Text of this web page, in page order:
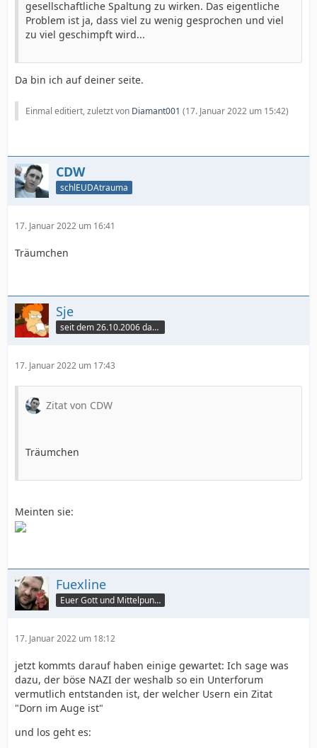
gesellschaftliche Spaltung zu wirken. Das eigentliche
Problem ist ja, dass viel zu wenig gesprochen und viel
zu viel geschimpft wird...
Da bin ich auf deiner seite.
Einmal editiert, zuletzt von Diamant001 (17. Januar 2022 um 15:42)
CDW
schlEUDAtrauma
17. Januar 2022 um 16:41
Träumchen
Sje
seit dem 26.10.2006 dabei
17. Januar 2022 um 17:43
Zitat von CDW
Träumchen
Meinten sie:
Fuexline
Euer Gott und Mittelpunkt
17. Januar 2022 um 18:12
jetzt kommts darauf haben einige gewartet: Ich sage was
dazu, der böse NAZI der weshalb so ein Unterforum
vermutlich entstanden ist, der welcher Usern ein Zitat
"Dorn im Auge ist"
und los geht es: